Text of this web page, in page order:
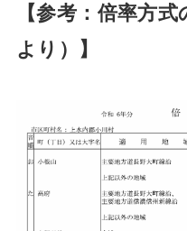
【参考：倍率方
より）】